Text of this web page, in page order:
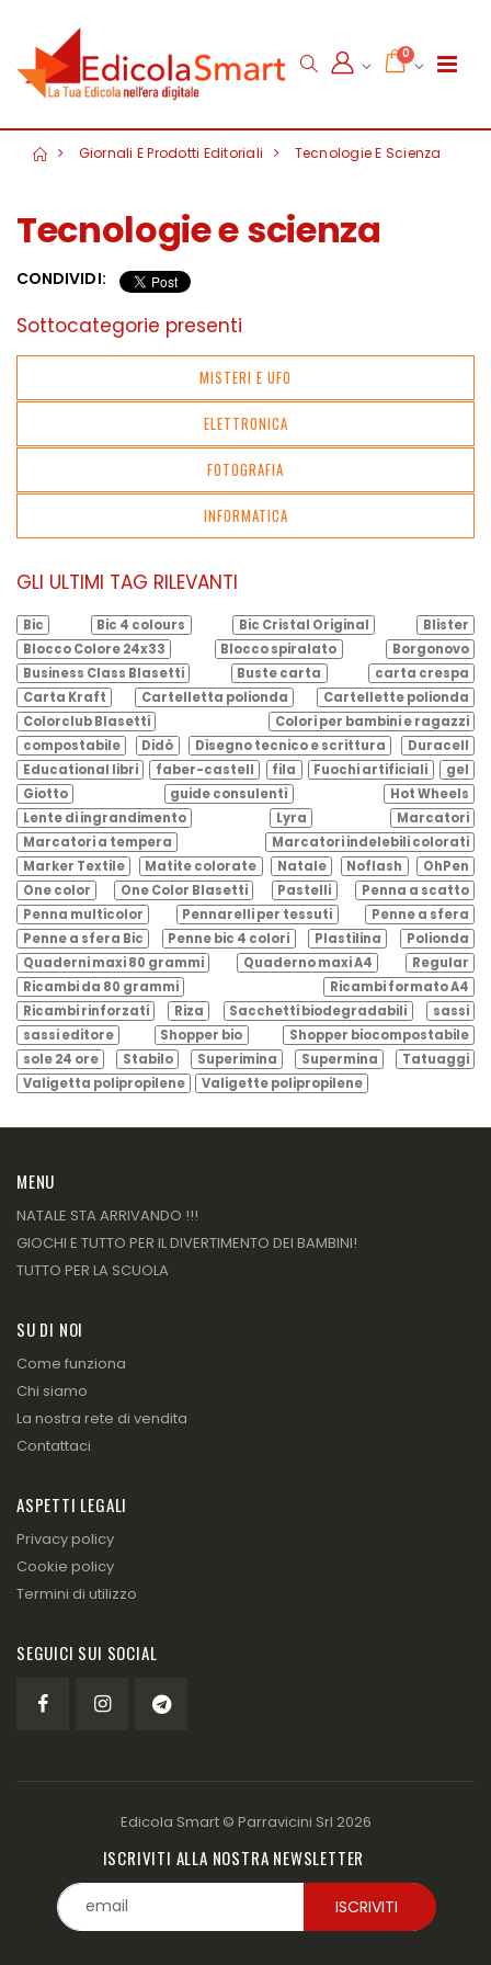
0
Giornali E Prodotti Editoriali Tecnologie E Scienza
Tecnologie e scienza
CONDIVIDI:
Sottocategorie presenti
MISTERI E UFO
ELETTRONICA
FOTOGRAFIA
INFORMATICA
GLI ULTIMI TAG RILEVANTI
Bic Bic 4 colours Bic Cristal Original
Blister
Blocco Colore 24x33
Blocco spiralato
Borgonovo
Business Class Blasetti
Buste carta
carta crespa
Carta Kraft
Cartelletta polionda
Cartellette polionda
Colorclub Blasetti
Colori per bambini e ragazzi
compostabile
Didò Disegno tecnico e scrittura
Duracell
Educational libri
faber-castell fila Fuochi artificiali
gel
Giotto
guide consulenti
Hot Wheels
Lente di ingrandimento
Lyra
Marcatori
Marcatori a tempera
Marcatori indelebili colorati
Marker Textile
Matite colorate Natale Noflash
OhPen
One color
One Color Blasetti Pastelli
Penna a scatto
Penna multicolor
Pennarelli per tessuti
Penne a sfera
Penne a sfera Bic
Penne bic 4 colori Plastilina
Polionda
Quaderni maxi 80 grammi
Quaderno maxi A4
Regular
Ricambi da 80 grammi
Ricambi formato A4
Ricambi rinforzati
Riza Sacchetti biodegradabili
sassi
sassi editore
Shopper bio
Shopper biocompostabile
sole 24 ore
Stabilo Superimina Supermina
Tatuaggi
Valigetta polipropilene
Valigette polipropilene
MENU
NATALE STA ARRIVANDO !!!
GIOCHI E TUTTO PER IL DIVERTIMENTO DEI BAMBINI!
TUTTO PER LA SCUOLA
SU DI NOI
Come funziona
Chi siamo
La nostra rete di vendita
Contattaci
ASPETTI LEGALI
Privacy policy
Cookie policy
Termini di utilizzo
SEGUICI SUI SOCIAL
Edicola Smart © Parravicini Srl 2026
ISCRIVITI ALLA NOSTRA NEWSLETTER